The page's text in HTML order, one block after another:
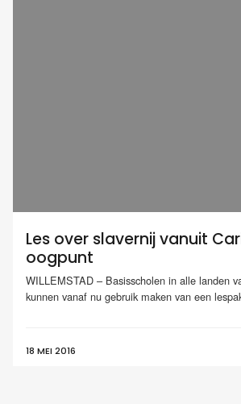
Les over slavernij vanuit
oogpunt
WILLEMSTAD – Basisscholen in alle landen
kunnen vanaf nu gebruik maken van een
18 MEI 2016